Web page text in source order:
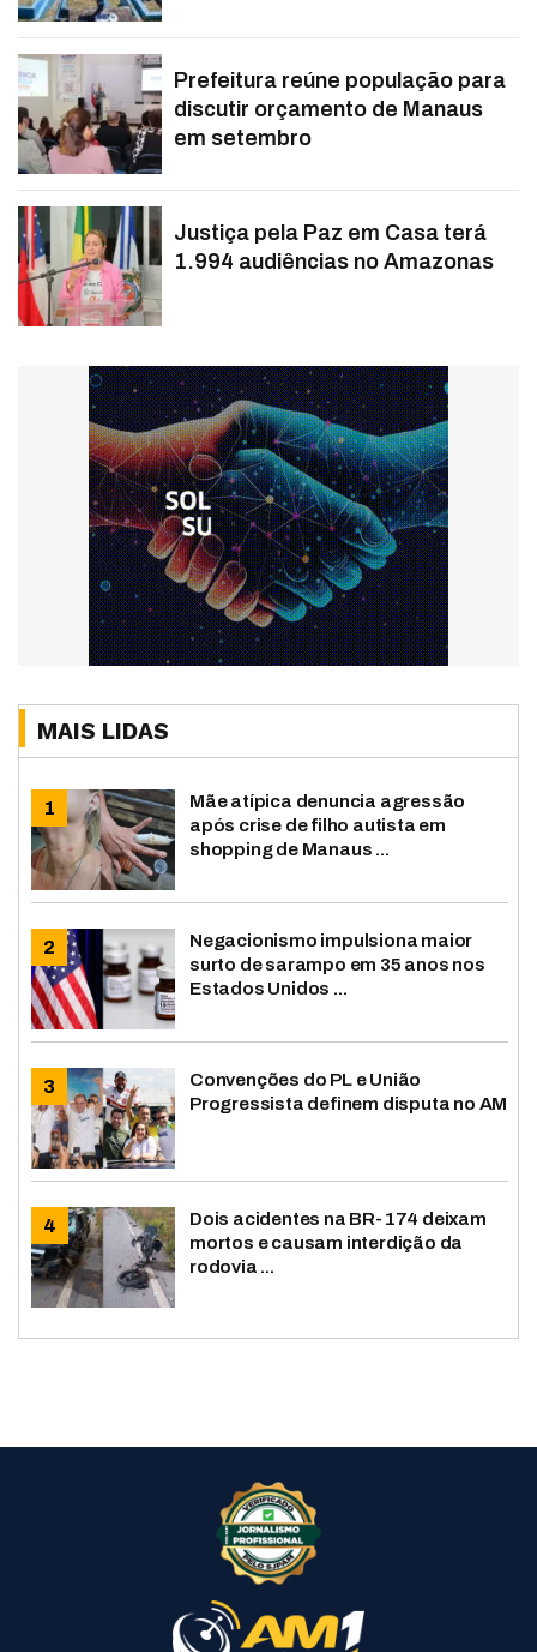
Prefeitura reúne população para
discutir orçamento de Manaus
em setembro
Justiça pela Paz em Casa terá
1.994 audiências no Amazonas
MAIS LIDAS
Mãe atípica denuncia agressão
após crise de filho autista em
shopping de Manaus ...
Negacionismo impulsiona maior
surto de sarampo em 35 anos nos
Estados Unidos ...
Convenções do PL e União
Progressista definem disputa no AM
Dois acidentes na BR-174 deixam
mortos e causam interdição da
rodovia ...